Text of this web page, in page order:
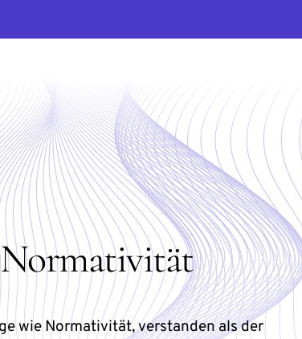
wie Normativität, verstanden als der